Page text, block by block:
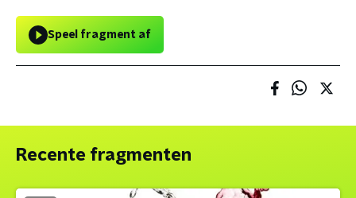
Speel fragment af
Recente fragmenten